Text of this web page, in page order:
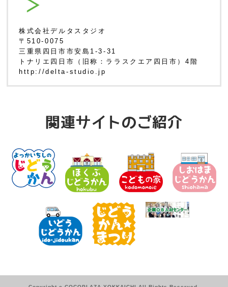
株式会社デルタスタジオ
〒510-0075
三重県四日市市安島1-3-31
トナリエ四日市（旧称：ララスクエア四日市）4階
http://delta-studio.jp
関連サイトのご紹介